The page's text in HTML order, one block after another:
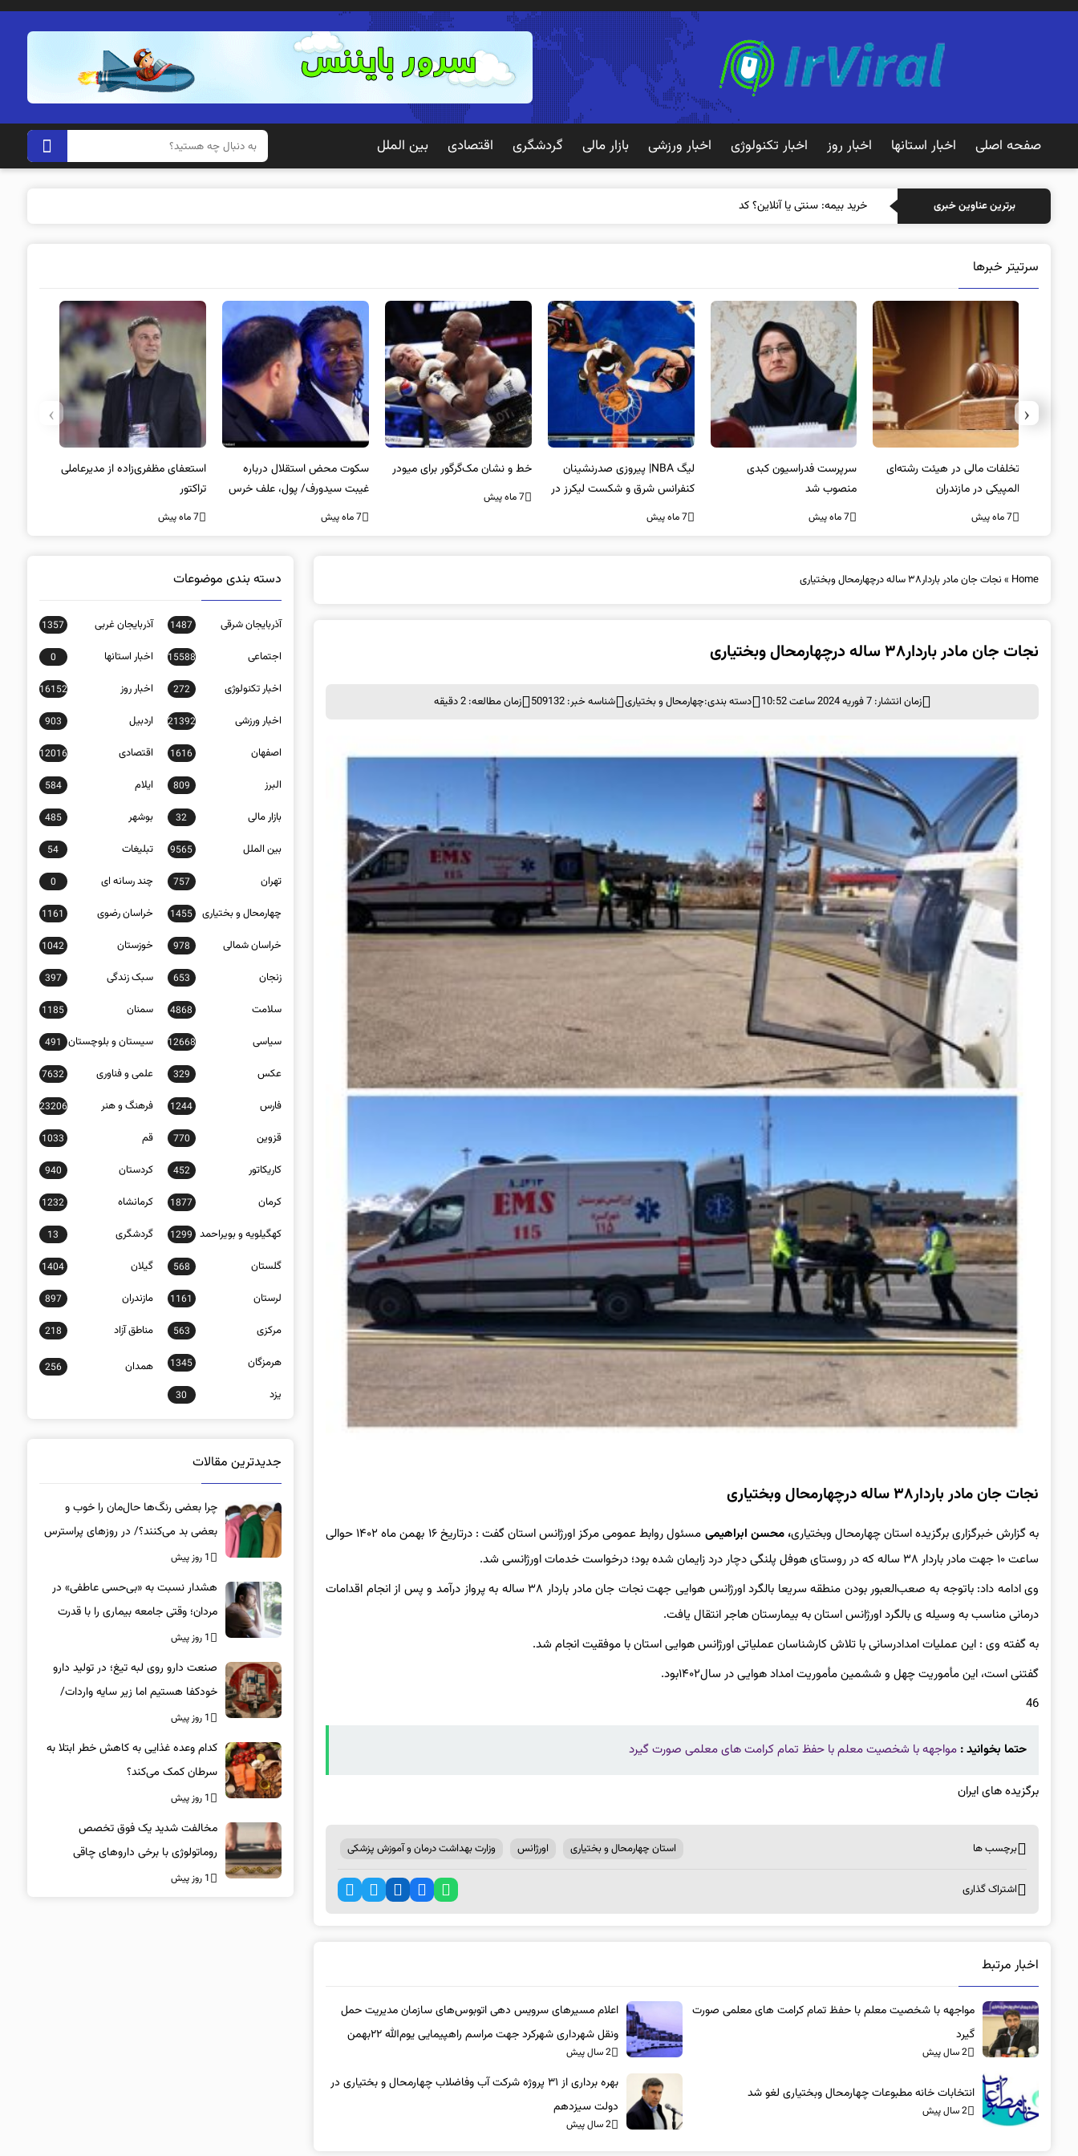
صفحه اصلی اخبار استانها اخبار روز اخبار تکنولوژی اخبار ورزشی بازار مالی گردشگری اقتصادی بین الملل
برترین عناوین خبری خرید بیمه: سنتی یا آنلاین؟ کدامیک تجربه بهتری برای مشت
سرتیتر خبرها
تخلفات مالی در هیئت رشته‌ای
المپیکی در مازندران
7 ماه پیش
سرپرست فدراسیون کبدی
منصوب شد
7 ماه پیش
لیگ NBA| پیروزی صدرنشینان
کنفرانس شرق و شکست لیکرز در
غیاب جیمز
7 ماه پیش
خط و نشان مک‌گرگور برای میودر
7 ماه پیش
سکوت محض استقلال درباره
غیبت سیدورف/ پول، علف خرس
است؟
7 ماه پیش
استعفای مظفری‌زاده از مدیرعاملی
تراکتور
7 ماه پیش
‹
›
Home
» نجات جان مادر باردار۳۸ ساله درچهارمحال وبختیاری
نجات جان مادر باردار۳۸ ساله درچهارمحال وبختیاری
زمان انتشار: 7 فوریه 2024 ساعت 10:52 دسته بندی:چهارمحال و بختیاری شناسه خبر: 509132 زمان مطالعه: 2 دقیقه
نجات جان مادر باردار۳۸ ساله درچهارمحال وبختیاری
به گزارش خبرگزاری برگزیده استان چهارمحال وبختیاری، محسن ابراهیمی
مسئول روابط عمومی مرکز اورژانس استان گفت : درتاریخ ۱۶ بهمن ماه ۱۴۰۲ حوالی
ساعت ۱۰ جهت مادر باردار ۳۸ ساله که در روستای هوفل پلنگی دچار درد زایمان شده بود؛ درخواست خدمات اورژانسی شد.
وی ادامه داد: باتوجه به صعب‌العبور بودن منطقه سریعا بالگرد اورژانس هوایی جهت نجات جان مادر باردار ۳۸ ساله به پرواز درآمد و پس از انجام اقدامات
درمانی مناسب به وسیله ی بالگرد اورژانس استان به بیمارستان هاجر انتقال یافت.
به گفته وی : این عملیات امدادرسانی با تلاش کارشناسان عملیاتی اورژانس هوایی استان با موفقیت انجام شد.
گفتنی است، این مأموریت چهل و ششمین مأموریت امداد هوایی در سال۱۴۰۲بود.
46
حتما بخوانید : مواجهه با شخصیت معلم با حفظ تمام کرامت های معلمی صورت گیرد
برگزیده های ایران
برچسب ها استان چهارمحال و بختیاری اورژانس وزارت بهداشت درمان و آموزش پزشکی
اشتراک گذاری
اخبار مرتبط
مواجهه با شخصیت معلم با حفظ تمام کرامت های معلمی صورت
گیرد
2 سال پیش
اعلام مسیرهای سرویس دهی اتوبوس‌های سازمان مدیریت حمل
ونقل شهرداری شهرکرد جهت مراسم راهپیمایی یوم‌الله ۲۲بهمن
2 سال پیش
انتخابات خانه مطبوعات چهارمحال وبختیاری لغو شد
2 سال پیش
بهره برداری از ۳۱ پروژه شرکت آب وفاضلاب چهارمحال و بختیاری در
دولت سیزدهم
2 سال پیش
دسته بندی موضوعات
آذربایجان شرقی 1487 آذربایجان غربی 1357
اجتماعی 15588 اخبار استانها 0
اخبار تکنولوژی 272 اخبار روز 16152
اخبار ورزشی 21392 اردبیل 903
اصفهان 1616 اقتصادی 12016
البرز 809 ایلام 584
بازار مالی 32 بوشهر 485
بین الملل 9565 تبلیغات 54
تهران 757 چند رسانه ای 0
چهارمحال و بختیاری 1455 خراسان رضوی 1161
خراسان شمالی 978 خوزستان 1042
زنجان 653 سبک زندگی 397
سلامت 4868 سمنان 1185
سیاسی 12668 سیستان و بلوچستان 491
عکس 329 علمی و فناوری 7632
فارس 1244 فرهنگ و هنر 23206
قزوین 770 قم 1033
کاریکاتور 452 کردستان 940
کرمان 1877 کرمانشاه 1232
کهگیلویه و بویراحمد 1299 گردشگری 13
گلستان 568 گیلان 1404
لرستان 1161 مازندران 897
مرکزی 563 مناطق آزاد 218
هرمزگان 1345 همدان 256
یزد 30
جدیدترین مقالات
چرا بعضی رنگ‌ها حال‌مان را خوب و
بعضی بد می‌کنند؟/ در روزهای پراسترس
این رنگ‌ها را بپوشید
1 روز پیش
هشدار نسبت به «بی‌حسی عاطفی» در
مردان؛ وقتی جامعه بیماری را با قدرت
اشتباه می‌گیرد
1 روز پیش
صنعت دارو روی لبه تیغ؛ در تولید دارو
خودکفا هستیم اما زیر سایه واردات/
کدام داروها این روزها کمیاب شده‌اند؟/
«کشور سه ماه ذخیره دارویی دارد»
1 روز پیش
کدام وعده غذایی به کاهش خطر ابتلا به
سرطان کمک می‌کند؟
1 روز پیش
مخالفت شدید یک فوق تخصص
روماتولوژی با برخی داروهای چاقی
1 روز پیش